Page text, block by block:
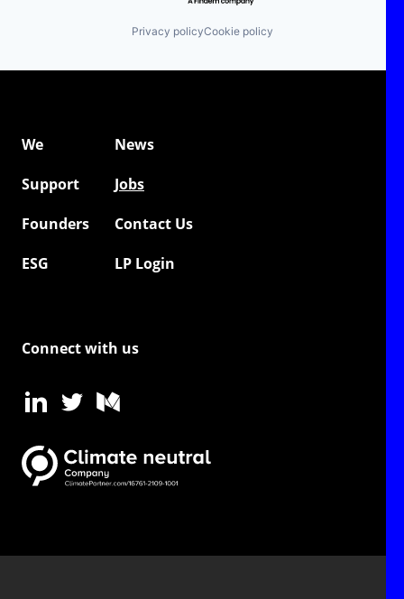
Privacy policyCookie policy
We
News
Support
Jobs
Founders
Contact Us
ESG
LP Login
Connect with us